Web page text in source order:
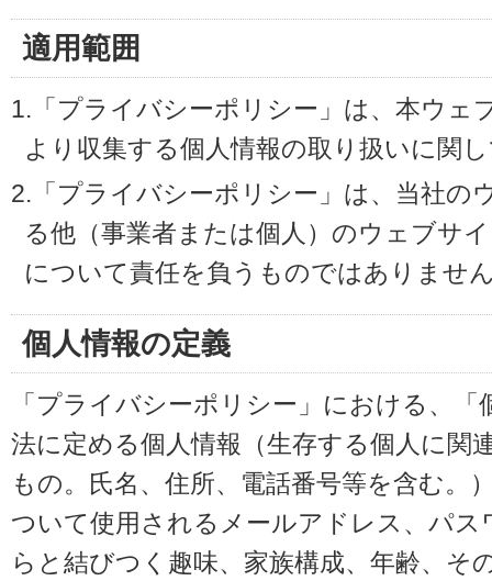
適用範囲
1.「プライバシーポリシー」は、本ウェ
より収集する個人情報の取り扱いに関
2.「プライバシーポリシー」は、当社の
る他（事業者または個人）のウェブサ
について責任を負うものではありませ
個人情報の定義
「プライバシーポリシー」における、
法に定める個人情報（生存する個人に関
もの。氏名、住所、電話番号等を含む。
ついて使用されるメールアドレス、パ
らと結びつく趣味、家族構成、年齢、そ